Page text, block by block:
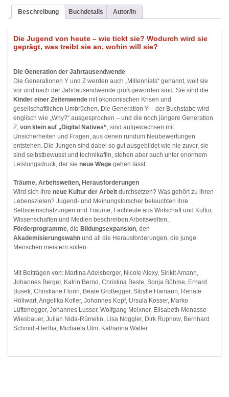
Beschreibung Buchdetails Autor/in
Die Jugend von heute – wie tickt sie? Wodurch wird sie
geprägt, was treibt sie an, wohin will sie?
Die Generation der Jahrtausendwende
Die Generationen Y und Z werden auch „Millennials“ genannt, weil sie
vor und nach der Jahrtausendwende groß geworden sind. Sie sind die
Kinder einer Zeitenwende mit ökonomischen Krisen und
gesellschaftlichen Umbrüchen. Die Generation Y – der Buchstabe wird
englisch wie „Why?“ ausgesprochen – und die noch jüngere Generation
Z, von klein auf „Digital Natives“, sind aufgewachsen mit
Unsicherheiten und Fragen, aus denen rundum Neubewertungen
entstehen. Die Jungen sind dabei so gut ausgebildet wie nie zuvor, sie
sind selbstbewusst und technikaffin, stehen aber auch unter enormem
Leistungsdruck, der sie neue Wege gehen lässt.
Träume, Arbeitswelten, Herausforderungen
Wird sich ihre neue Kultur der Arbeit durchsetzen? Was gehört zu ihren
Lebenszielen? Jugend- und Meinungsforscher beleuchten ihre
Selbsteinschätzungen und Träume, Fachleute aus Wirtschaft und Kultur,
Wissenschaften und Medien beschreiben Arbeitswelten,
Förderprogramme, die Bildungsexpansion, den
Akademisierungswahn und all die Herausforderungen, die junge
Menschen meistern sollen.
Mit Beiträgen von: Martina Adelsberger, Nicole Alexy, Sirikit Amann,
Johannes Berger, Katrin Bernd, Christina Beste, Sonja Böhme, Erhard
Busek, Christiane Florin, Beate Großegger, Sibylle Hamann, Renate
Höllwart, Angelika Kofler, Johannes Kopf, Ursula Kosser, Marko
Lüftenegger, Johannes Lusser, Wolfgang Meixner, Elisabeth Menasse-
Wiesbauer, Julian Nida-Rümelin, Lisa Noggler, Dirk Rupnow, Bernhard
Schmidt-Hertha, Michaela Ulm, Katharina Walter